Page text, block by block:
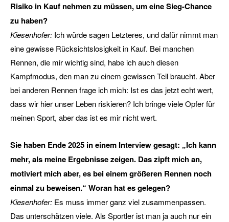
Risiko in Kauf nehmen zu müssen, um eine Sieg-Chance
zu haben?
Kiesenhofer: Ich würde sagen Letzteres, und dafür nimmt man
eine gewisse Rücksichtslosigkeit in Kauf. Bei manchen
Rennen, die mir wichtig sind, habe ich auch diesen
Kampfmodus, den man zu einem gewissen Teil braucht. Aber
bei anderen Rennen frage ich mich: Ist es das jetzt echt wert,
dass wir hier unser Leben riskieren? Ich bringe viele Opfer für
meinen Sport, aber das ist es mir nicht wert.
Sie haben Ende 2025 in einem Interview gesagt: „Ich kann
mehr, als meine Ergebnisse zeigen. Das zipft mich an,
motiviert mich aber, es bei einem größeren Rennen noch
einmal zu beweisen.“ Woran hat es gelegen?
Kiesenhofer: Es muss immer ganz viel zusammenpassen.
Das unterschätzen viele. Als Sportler ist man ja auch nur ein